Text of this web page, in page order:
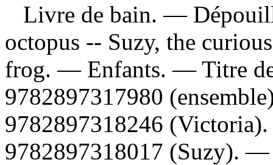
Livre de bain. —
octopus -- Suzy, the
frog. — Enfants. — Titre
9782897317980
9782897318246 (Victoria)
9782897318017 (Suzy).